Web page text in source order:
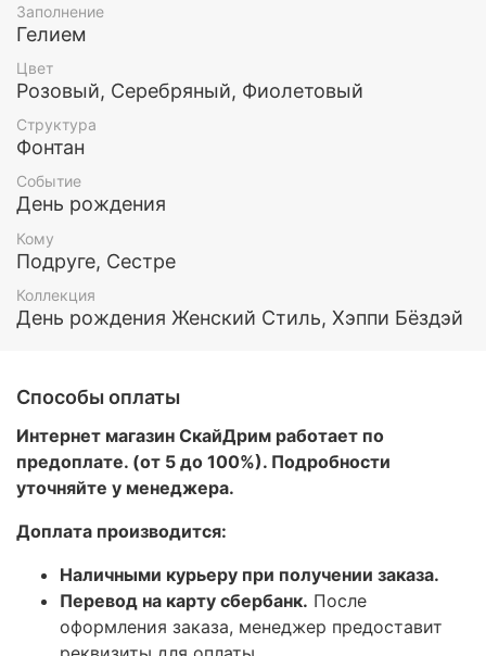
или количество шариков в наборе, чтобы он
понравился именно вам и вашей любимой.
Все шары обработаны составом Хай флоат (для
увеличения длительности полета) и наполнены
гелием.
Этот и любой другой набор воздушных шаров вы
можете заказать у нас. Так же у нас есть доставка
по Москве и МО
Заполнение
Гелием
Цвет
Розовый, Серебряный, Фиолетовый
Структура
Фонтан
Событие
День рождения
Кому
Подруге, Сестре
Коллекция
День рождения Женский Стиль, Хэппи Бёздэй
Способы оплаты
Интернет магазин СкайДрим работает по
предоплате. (от 5 до 100%). Подробности
уточняйте у менеджера.
Доплата производится:
Наличными курьеру при получении заказа.
Перевод на карту сбербанк. После
оформления заказа, менеджер предоставит